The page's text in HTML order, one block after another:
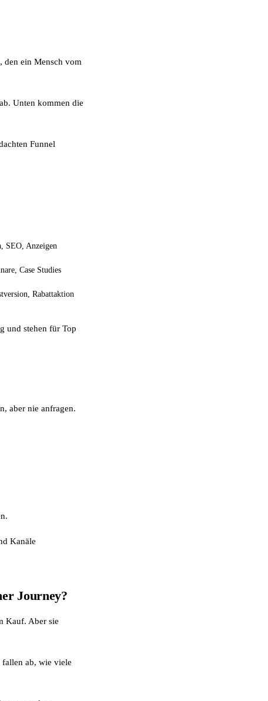
den ein Mensch vom
Unten kommen die
Funnel
SEO, Anzeigen
Case Studies
Rabattaktion
und stehen für Top
aber nie anfragen.
Kanäle
Journey?
Kauf. Aber sie
ab, wie viele